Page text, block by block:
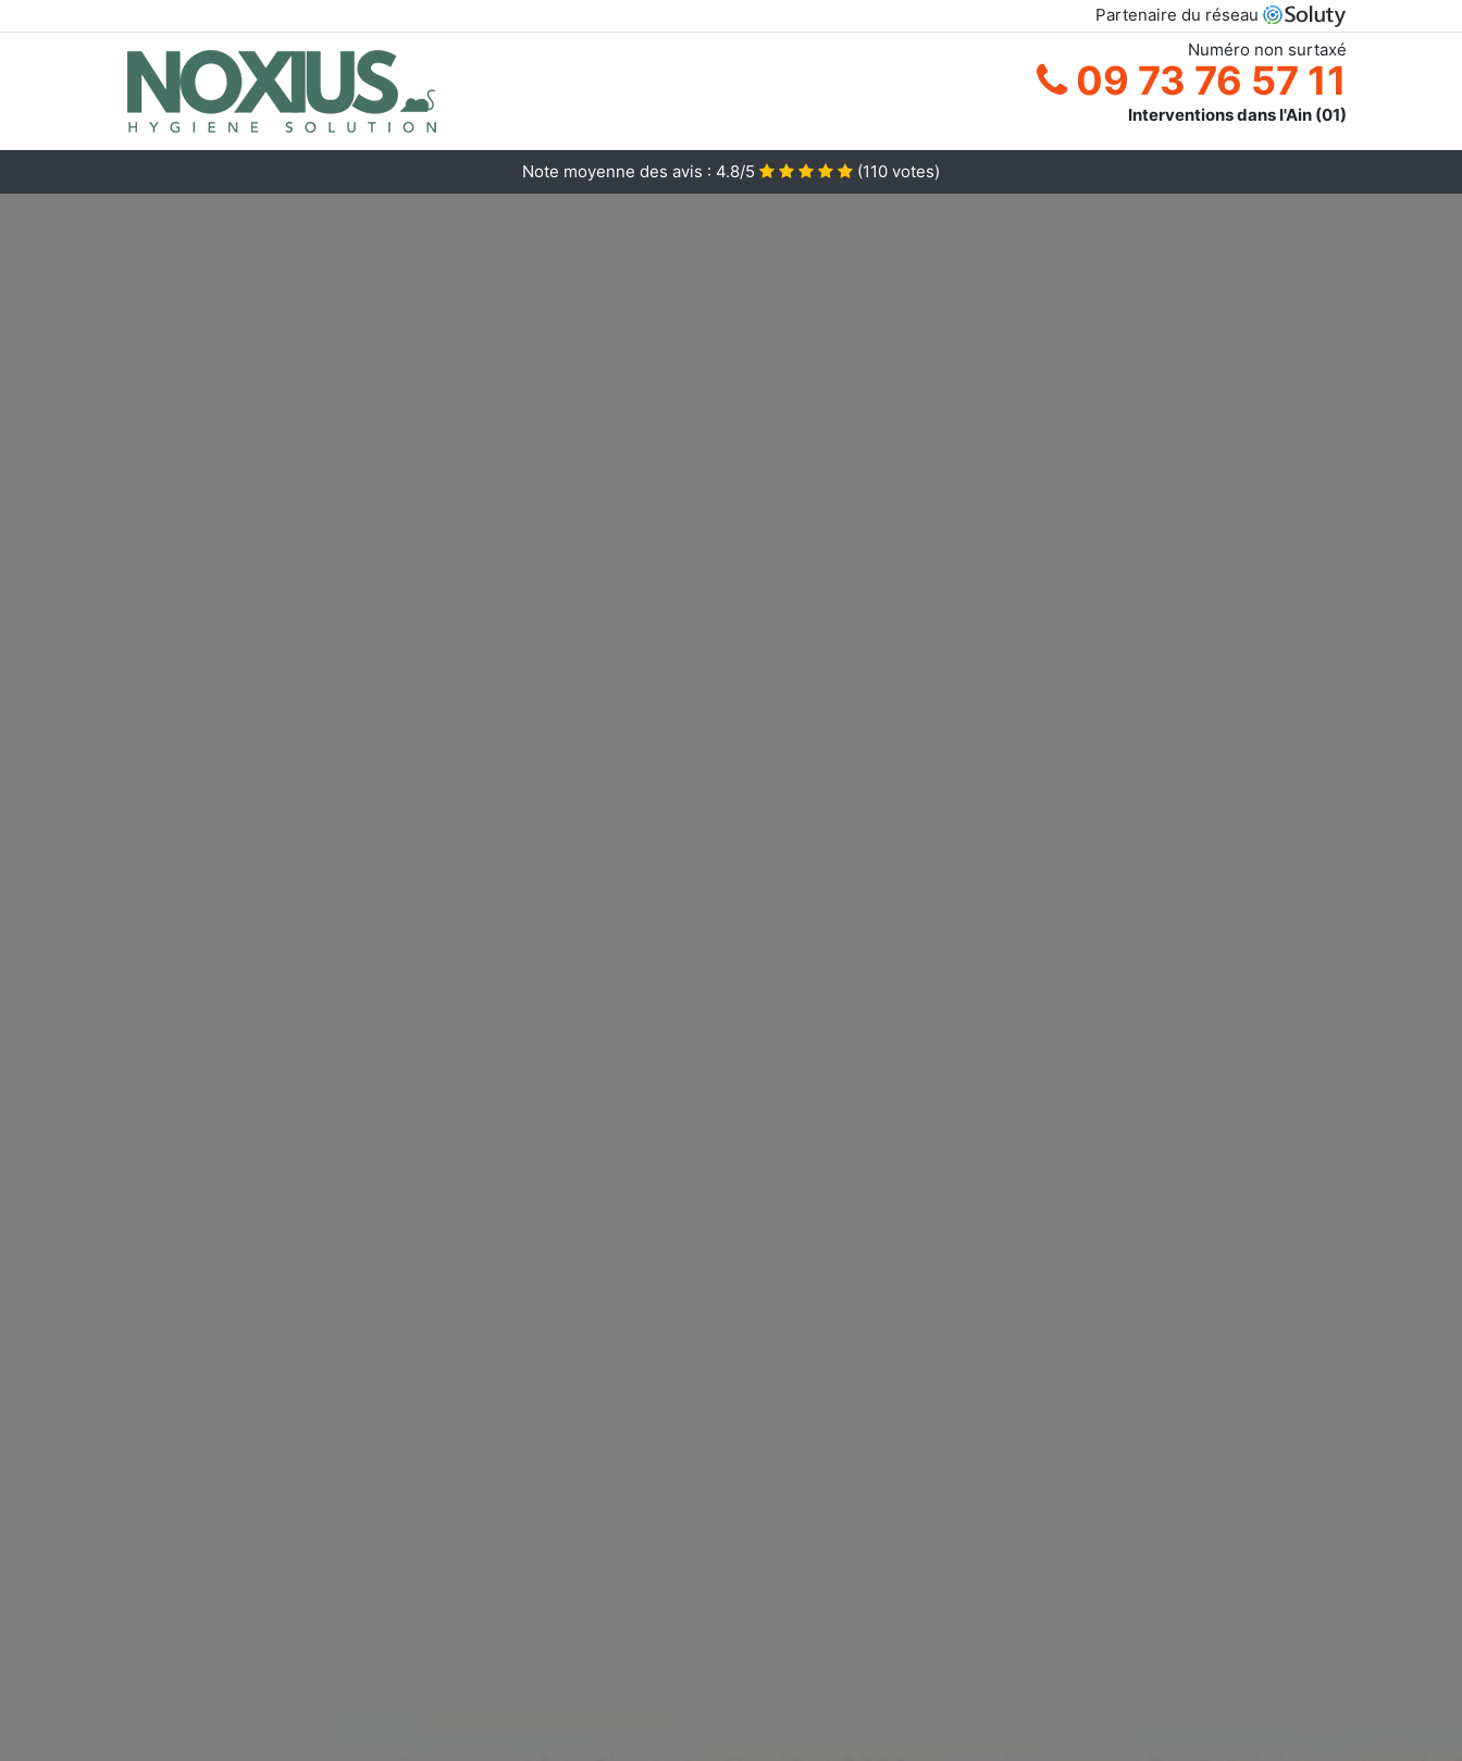
Partenaire du réseau
Numéro non surtaxé
09 73 76 57 11
Interventions dans l'Ain (01)
Note moyenne des avis : 4.8/5 (110 votes)